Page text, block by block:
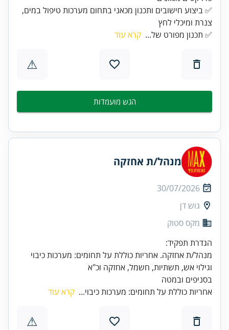
✅ ביצוע חישובים ותכנון מכאני בתחום מערכות טיפול במים,
צנרת ומיכלי לחץ
✅ תכנון מפורט של... קרא עוד
⚠
הגש מועמדות
מנהל/ת אחזקה
30/07/2026
גוש דן
מקס סטוק
מנהל/ת אחזקה. אחריות כוללת על תחומים: מערכות כיבוי
בסניפים ובמטה
אחריות כוללת על תחומים: מערכות כיבוי... קרא עוד
⚠